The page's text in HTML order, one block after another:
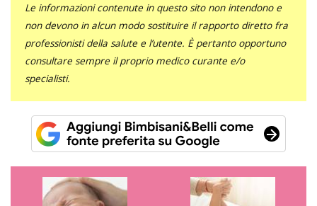
Le informazioni contenute in questo sito non intendono e
non devono in alcun modo sostituire il rapporto diretto fra
professionisti della salute e l’utente. È pertanto opportuno
consultare sempre il proprio medico curante e/o
specialisti.